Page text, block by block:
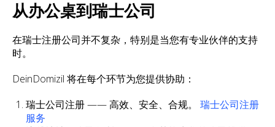
从办公桌到瑞士公司
在瑞士注册公司并不复杂，特别是当您有专业伙伴的支持
时。
DeinDomizil 将在每个环节为您提供协助：
瑞士公司注册 —— 高效、安全、合规。
瑞士公司注册
服务